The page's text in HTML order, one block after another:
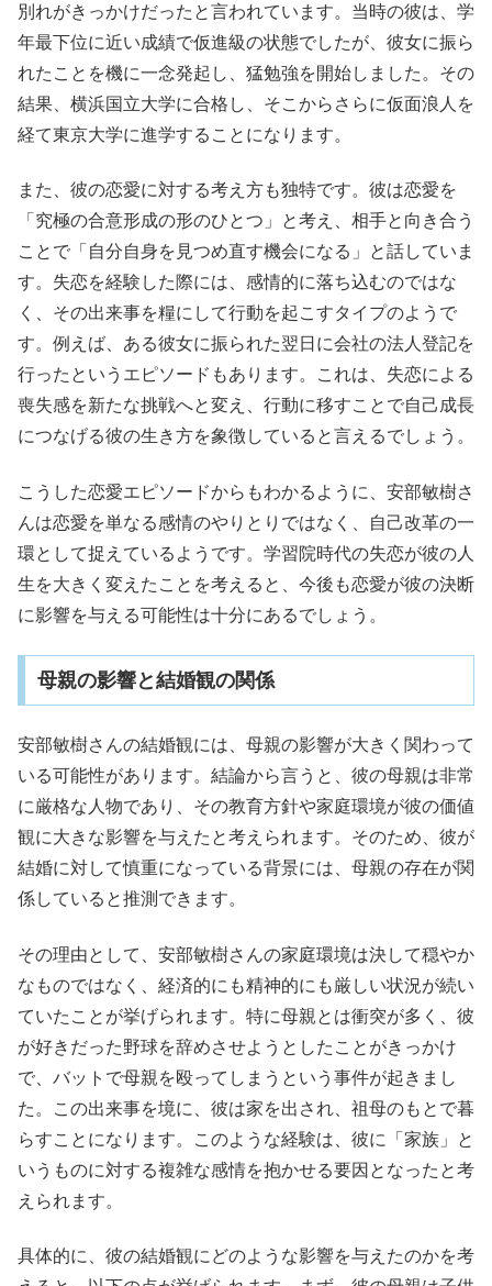
別れがきっかけだったと言われています。当時の彼は、学
年最下位に近い成績で仮進級の状態でしたが、彼女に振ら
れたことを機に一念発起し、猛勉強を開始しました。その
結果、横浜国立大学に合格し、そこからさらに仮面浪人を
経て東京大学に進学することになります。
また、彼の恋愛に対する考え方も独特です。彼は恋愛を
「究極の合意形成の形のひとつ」と考え、相手と向き合う
ことで「自分自身を見つめ直す機会になる」と話していま
す。失恋を経験した際には、感情的に落ち込むのではな
く、その出来事を糧にして行動を起こすタイプのようで
す。例えば、ある彼女に振られた翌日に会社の法人登記を
行ったというエピソードもあります。これは、失恋による
喪失感を新たな挑戦へと変え、行動に移すことで自己成長
につなげる彼の生き方を象徴していると言えるでしょう。
こうした恋愛エピソードからもわかるように、安部敏樹さ
んは恋愛を単なる感情のやりとりではなく、自己改革の一
環として捉えているようです。学習院時代の失恋が彼の人
生を大きく変えたことを考えると、今後も恋愛が彼の決断
に影響を与える可能性は十分にあるでしょう。
母親の影響と結婚観の関係
安部敏樹さんの結婚観には、母親の影響が大きく関わって
いる可能性があります。結論から言うと、彼の母親は非常
に厳格な人物であり、その教育方針や家庭環境が彼の価値
観に大きな影響を与えたと考えられます。そのため、彼が
結婚に対して慎重になっている背景には、母親の存在が関
係していると推測できます。
その理由として、安部敏樹さんの家庭環境は決して穏やか
なものではなく、経済的にも精神的にも厳しい状況が続い
ていたことが挙げられます。特に母親とは衝突が多く、彼
が好きだった野球を辞めさせようとしたことがきっかけ
で、バットで母親を殴ってしまうという事件が起きまし
た。この出来事を境に、彼は家を出され、祖母のもとで暮
らすことになります。このような経験は、彼に「家族」と
いうものに対する複雑な感情を抱かせる要因となったと考
えられます。
具体的に、彼の結婚観にどのような影響を与えたのかを考